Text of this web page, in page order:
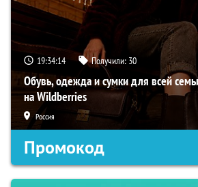
19:34:14 Получили: 30
Обувь, одежда и сумки для всей
на Wildberries
Россия
Промокод